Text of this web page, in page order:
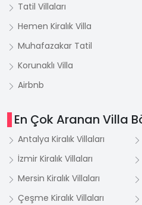
Tatil Villaları
Hemen Kiralık Villa
Muhafazakar Tatil
Korunaklı Villa
Airbnb
En Çok Aranan Villa
Antalya Kiralık Villaları
İzmir Kiralık Villaları
Mersin Kiralık Villaları
Çeşme Kiralık Villaları